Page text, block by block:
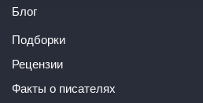
Блог
Подборки
Рецензии
Факты о писателях